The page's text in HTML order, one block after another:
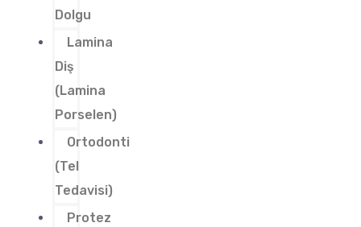
Dolgu
Lamina
Diş
(Lamina
Porselen)
Ortodonti
(Tel
Tedavisi)
Protez